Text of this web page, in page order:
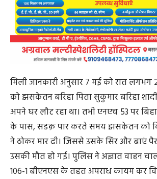
मिली जानकारी अनुसार 7 मई को रात लगभग
को झसकेतन बरिहा पिता सुकुमार बरिहा
अपने घर लौट रहा था। तभी एनएच 53 पर
के पास, सडक़ पार करते समय झसकेतन को
ने ठोकर मार दी। जिससे उसके सिर और बाएं
उसकी मौत हो गई। पुलिस ने अज्ञात वाहन
106-1 बीएनएस के तहत अपराध कायम कर